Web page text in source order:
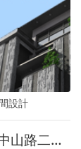
設計
設計
設計
二段30.0